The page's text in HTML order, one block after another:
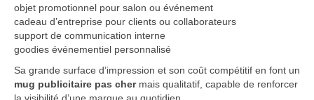
objet promotionnel pour salon ou événement
cadeau d’entreprise pour clients ou collaborateurs
support de communication interne
goodies événementiel personnalisé
Sa grande surface d’impression et son coût compétitif en font un
mug publicitaire pas chermais qualitatif, capable de renforcer